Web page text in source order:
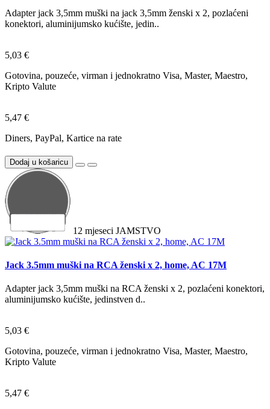
Adapter jack 3,5mm muški na jack 3,5mm ženski x 2, pozlaćeni
konektori, aluminijumsko kućište, jedin..
5,03 €
Gotovina, pouzeće, virman i jednokratno Visa, Master, Maestro,
Kripto Valute
5,47 €
Diners, PayPal, Kartice na rate
Dodaj u košaricu
12 mjeseci JAMSTVO
Jack 3.5mm muški na RCA ženski x 2, home, AC 17M
Adapter jack 3,5mm muški na RCA ženski x 2, pozlaćeni konektori,
aluminijumsko kućište, jedinstven d..
5,03 €
Gotovina, pouzeće, virman i jednokratno Visa, Master, Maestro,
Kripto Valute
5,47 €